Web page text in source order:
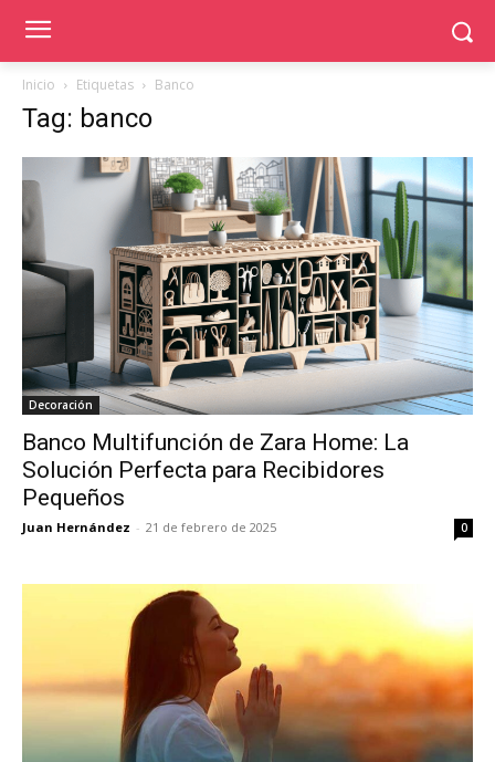
Inicio Etiquetas Banco
Tag: banco
Decoración
Banco Multifunción de Zara Home: La
Solución Perfecta para Recibidores
Pequeños
Juan Hernández - 21 de febrero de 2025 0